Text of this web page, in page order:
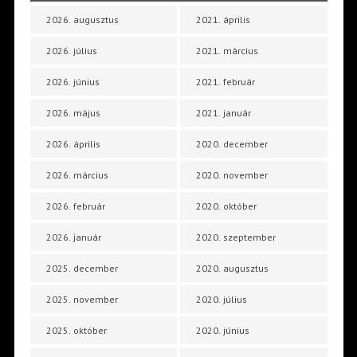
2026. augusztus
2026. július
2026. június
2026. május
2026. április
2026. március
2026. február
2026. január
2025. december
2025. november
2025. október
2021. április
2021. március
2021. február
2021. január
2020. december
2020. november
2020. október
2020. szeptember
2020. augusztus
2020. július
2020. június